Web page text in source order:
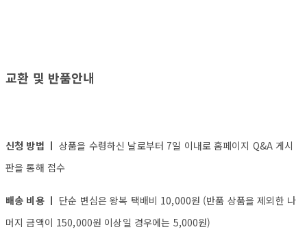
교환 및 반품안내
신청 방법 ㅣ상품을 수령하신 날로부터 7일 이내로 홈페이지 Q&A 게시
판을 통해 접수
배송 비용 ㅣ 단순 변심은 왕복 택배비 10,000원 (반품 상품을 제외한 나
머지 금액이 150,000원 이상일 경우에는 5,000원)